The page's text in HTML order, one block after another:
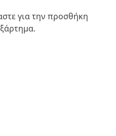
για την προσθήκη